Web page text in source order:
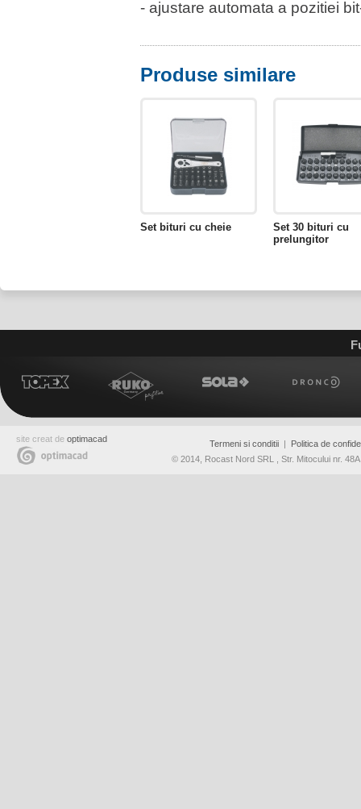
- ajustare automata a pozitiei
Produse similare
Set bituri cu cheie
Set 30 bituri cu
prelungitor
site creat de optimacad Termeni si conditii|
Politica de
© 2014, Rocast Nord SRL , Str. Mitocului nr.